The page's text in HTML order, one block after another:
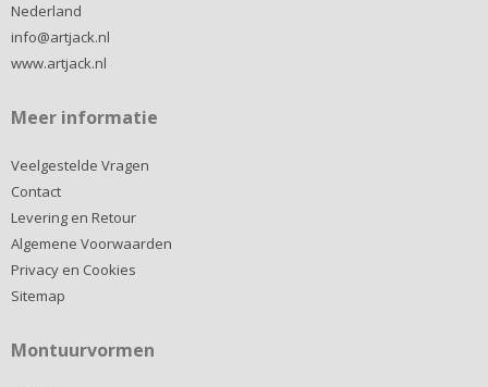
Nederland
info@artjack.nl
www.artjack.nl
Meer informatie
Veelgestelde Vragen
Contact
Levering en Retour
Algemene Voorwaarden
Privacy en Cookies
Sitemap
Montuurvormen